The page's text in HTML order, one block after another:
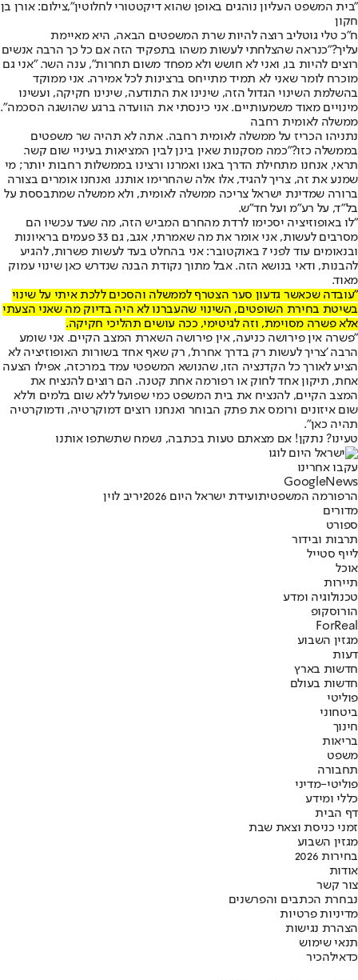
"בית המשפט העליון נוהגים באופן שהוא דיקטטורי לחלוטין",צילום: אורן בן
חקון
ח"כ טלי גוטליב רוצה להיות שרת המשפטים הבאה, היא מאיימת
עליך?"כנראה שהצלחתי לעשות משהו בתפקיד הזה אם כל כך הרבה אנשים
רוצים להיות בו, ואני לא חושש ולא מפחד משום תחרות", ענה השר. "אני גם
מוכרח לומר שאני לא תמיד מתייחס ברצינות לכל אמירה. אני ממוקד
בהשלמת השינוי הגדול הזה, שינינו את התודעה, שינינו חקיקה, ועשינו
מינויים מאוד משמעותיים. אני כינסתי את הוועדה ברגע שהושגה הסכמה".
ממשלה לאומית רחבה
נתניהו הכריז על ממשלה לאומית רחבה. אתה לא תהיה שר משפטים
בממשלה כזו?"כמה מסקנות שאין בינן לבין המציאות בעיניי שום קשר.
תראי, אנחנו מתחילת הדרך באנו ואמרנו ורצינו בממשלות רחבות יותר; מי
שמנע את זה, צריך להגיד, אלו אלה שהחרימו אותנו. ואנחנו אומרים בצורה
ברורה שמדינת ישראל צריכה ממשלה לאומית, ולא ממשלה שמתבססת על
בל"ד, על רע"מ ועל חד"ש.
"לו באופוזיציה יסכימו לרדת מהחרם המביש הזה, מה שעד עכשיו הם
מסרבים לעשות, אני אומר את מה שאמרתי, אגב, גם 33 פעמים בראיונות
ובנאומים עוד לפני 7 באוקטובר: אני בהחלט בעד לעשות פשרות, להגיע
להבנות, ודאי בנושא הזה. אבל מתוך נקודת הבנה שנדרש כאן שינוי עמוק
מאוד.
"עובדה שכאשר גדעון סער הצטרף לממשלה והסכים ללכת איתי על שינוי
בשיטת בחירת השופטים, השינוי שהעברנו לא היה בדיוק מה שאני הצעתי
אלא פשרה מסוימת, וזה לגיטימי, ככה עושים תהליכי חקיקה.
"פשרה אין פירושה כניעה, אין פירושה השארת המצב הקיים. אני שומע
הרבה 'צריך לעשות רק בדרך אחרת', רק שאף אחד בשורות האופוזיציה לא
הציע לאורך כל הקדנציה הזו, שהנושא המשפטי עמד במרכזה, אפילו הצעה
אחת, תיקון אחד לחוק או רפורמה אחת קטנה. הם רוצים להנציח את
המצב הקיים, להנציח את בית המשפט כמי שפועל ללא שום בלמים וללא
שום איזונים ורומס את פתק הבוחר ואנחנו רוצים דמוקרטיה, ודמוקרטיה
תהיה כאן".
טעינו? נתקן! אם מצאתם טעות בכתבה, נשמח שתשתפו אותנו
עקבו אחרינו
Googl eNews
הרפורמה המשפטיתועידת ישראל היום 2026
יריב לוין
מדורים
ספורט
תרבות ובידור
לייף סטייל
אוכל
תיירות
טכנולוגיה ומדע
הורוסקופ
ForReal
מגזין השבוע
דעות
חדשות בארץ
חדשות בעולם
פוליטי
ביטחוני
חינוך
בריאות
משפט
תחבורה
פוליטי-מדיני
כללי ומידע
דף הבית
זמני כניסת וצאת שבת
מגזין השבוע
בחירות 2026
אודות
צור קשר
נבחרת הכתבים והפרשנים
מדיניות פרטיות
הצהרת נגישות
תנאי שימוש
כדאילהכיר